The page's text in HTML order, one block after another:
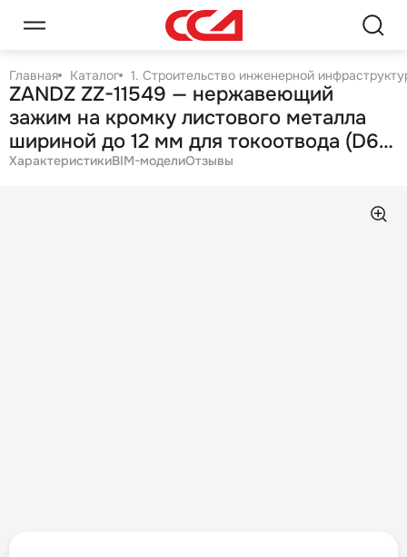
Главная Каталог 1. Строительство инженерной
ZANDZ ZZ-11549 — нержавеющий
зажим на кромку листового металла
шириной до 12 мм для токоотвода (D6-
10 мм; AISI 304)
ХарактеристикиBIM-моделиОтзывы